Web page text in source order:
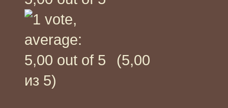
(5,00
из 5)